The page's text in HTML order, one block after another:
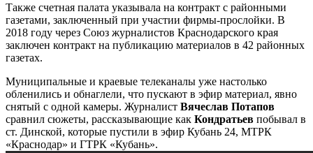
Также счетная палата указывала на контракт с районными
газетами, заключенный при участии фирмы-прослойки. В
2018 году через Союз журналистов Краснодарского края
заключен контракт на публикацию материалов в 42 районных
газетах.
Муниципальные и краевые телеканалы уже настолько
обленились и обнаглели, что пускают в эфир материал, явно
снятый с одной камеры. Журналист Вячеслав Потапов
сравнил сюжеты, рассказывающие как Кондратьев побывал в
ст. Динской, которые пустили в эфир Кубань 24, МТРК
«Краснодар» и ГТРК «Кубань».